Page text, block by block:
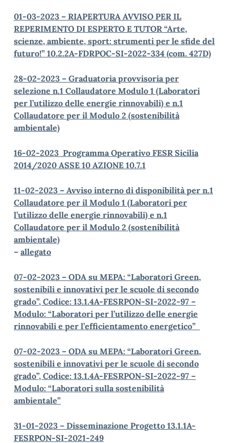
01-03-2023 – RIAPERTURA AVVISO PER IL
REPERIMENTO DI ESPERTO E TUTOR “Arte,
scienze, ambiente, sport: strumenti per le sfide del
futuro!” 10.2.2A-FDRPOC-SI-2022-334 (com. 427D)
28-02-2023 – Graduatoria provvisoria per
selezione n.1 Collaudatore Modulo 1 (Laboratori
per l’utilizzo delle energie rinnovabili) e n.1
Collaudatore per il Modulo 2 (sostenibilità
ambientale)
16-02-2023 Programma Operativo FESR Sicilia
2014/2020 ASSE 10 AZIONE 10.7.1
11-02-2023 – Avviso interno di disponibilità per n.1
Collaudatore per il Modulo 1 (Laboratori per
l’utilizzo delle energie rinnovabili) e n.1
Collaudatore per il Modulo 2 (sostenibilità
ambientale)
– allegato
07-02-2023 – ODA su MEPA: “Laboratori Green,
sostenibili e innovativi per le scuole di secondo
grado”, Codice: 13.1.4A-FESRPON-SI-2022-97 –
Modulo: “Laboratori per l’utilizzo delle energie
rinnovabili e per l’efficientamento energetico”
07-02-2023 – ODA su MEPA: “Laboratori Green,
sostenibili e innovativi per le scuole di secondo
grado”, Codice: 13.1.4A-FESRPON-SI-2022-97 –
Modulo: “Laboratori sulla sostenibilità
ambientale”
31-01-2023 – Disseminazione Progetto 13.1.1A-
FESRPON-SI-2021-249